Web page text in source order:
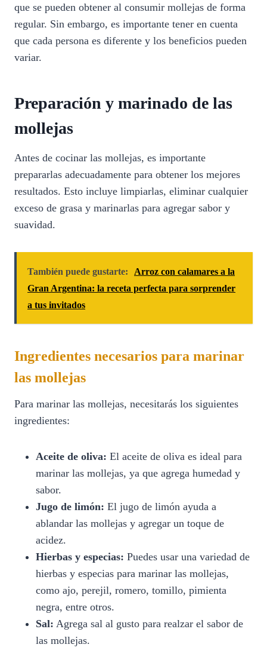
que se pueden obtener al consumir mollejas de forma
regular. Sin embargo, es importante tener en cuenta
que cada persona es diferente y los beneficios pueden
variar.
Preparación y marinado de las
mollejas
Antes de cocinar las mollejas, es importante
prepararlas adecuadamente para obtener los mejores
resultados. Esto incluye limpiarlas, eliminar cualquier
exceso de grasa y marinarlas para agregar sabor y
suavidad.
También puede gustarte:
Arroz con calamares a la
Gran Argentina: la receta perfecta para sorprender
a tus invitados
Ingredientes necesarios para marinar
las mollejas
Para marinar las mollejas, necesitarás los siguientes
ingredientes:
Aceite de oliva: El aceite de oliva es ideal para
marinar las mollejas, ya que agrega humedad y
sabor.
Jugo de limón: El jugo de limón ayuda a
ablandar las mollejas y agregar un toque de
acidez.
Hierbas y especias: Puedes usar una variedad de
hierbas y especias para marinar las mollejas,
como ajo, perejil, romero, tomillo, pimienta
negra, entre otros.
Sal: Agrega sal al gusto para realzar el sabor de
las mollejas.